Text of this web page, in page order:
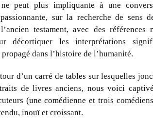
peut plus impliquante à une
sur la recherche de sens
testament, avec des
décortiquer les interprétations
dans l’histoire de l’humanité.
d’un carré de tables sur lesquelles
de livres anciens, nous voici
(une comédienne et trois
inouï et croissant.